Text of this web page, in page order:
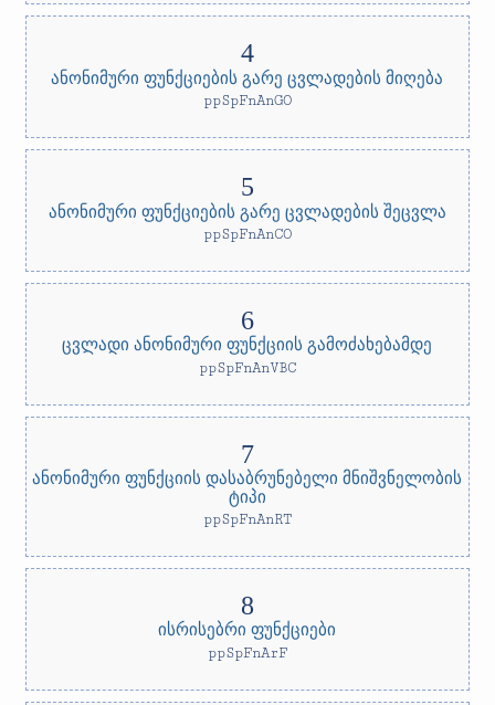
ანონიმური ფუნქციების გარე ცვლადების მიღება
ppSpFnAnGO
ანონიმური ფუნქციების გარე ცვლადების შეცვლა
ppSpFnAnCO
ცვლადი ანონიმური ფუნქციის გამოძახებამდე
ppSpFnAnVBC
ანონიმური ფუნქციის დასაბრუნებელი მნიშვნელობის
ტიპი
ppSpFnAnRT
ისრისებრი ფუნქციები
ppSpFnArF